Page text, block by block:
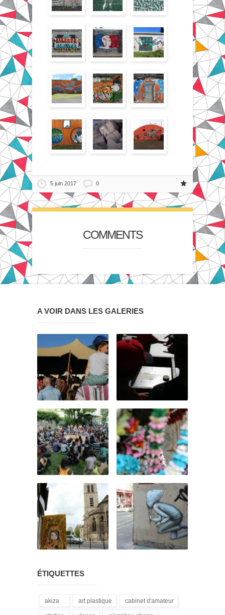
5 juin 2017 0
COMMENTS
A VOIR DANS LES GALERIES
ÉTIQUETTES
akiza
(21)
art plastique
(28)
cabinet d'amateur
(12)